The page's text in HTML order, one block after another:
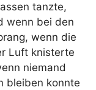
tanzte,
wenn bei den
wenn die
Luft knisterte
niemand
bleiben konnte